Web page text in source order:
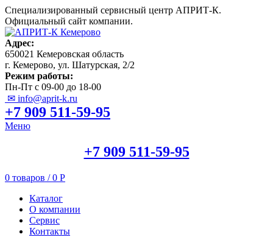
Специализированный сервисный центр АПРИТ-К.
Официальный сайт компании.
Адрес:
650021 Кемеровская область
г. Кемерово, ул. Шатурская, 2/2
Режим работы:
Пн-Пт с 09-00 до 18-00
✉ info@aprit-k.ru
+7 909 511-59-95
Меню
+7 909 511-59-95
0 товаров / 0 Р
Каталог
О компании
Сервис
Контакты